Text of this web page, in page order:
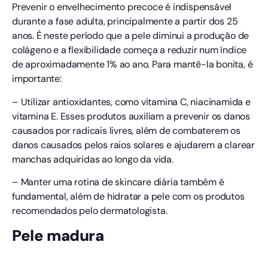
Prevenir o envelhecimento precoce é indispensável
durante a fase adulta, principalmente a partir dos 25
anos. É neste período que a pele diminui a produção de
colágeno e a flexibilidade começa a reduzir num índice
de aproximadamente 1% ao ano. Para mantê-la bonita, é
importante:
– Utilizar antioxidantes, como vitamina C, niacinamida e
vitamina E. Esses produtos auxiliam a prevenir os danos
causados por radicais livres, além de combaterem os
danos causados pelos raios solares e ajudarem a clarear
manchas adquiridas ao longo da vida.
– Manter uma rotina de skincare diária também é
fundamental, além de hidratar a pele com os produtos
recomendados pelo dermatologista.
Pele madura